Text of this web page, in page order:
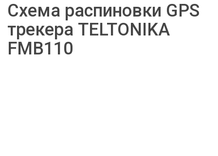
Схема распиновки GPS
трекера TELTONIKA
FMB110